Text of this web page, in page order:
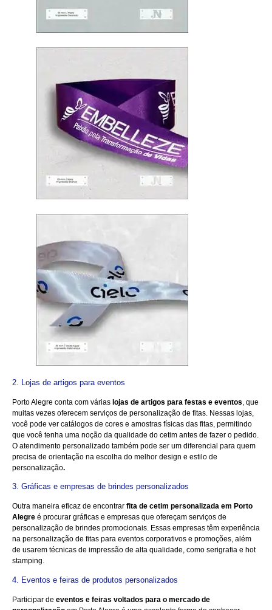
2. Lojas de artigos para eventos
Porto Alegre conta com várias lojas de artigos para festas e eventos , que
muitas vezes oferecem serviços de personalização de fitas. Nessas lojas,
você pode ver catálogos de cores e amostras físicas das fitas, permitindo
que você tenha uma noção da qualidade do cetim antes de fazer o pedido.
O atendimento personalizado também pode ser um diferencial para quem
precisa de orientação na escolha do melhor design e estilo de
personalização.
3. Gráficas e empresas de brindes personalizados
Outra maneira eficaz de encontrar fita de cetim personalizada em Porto
Alegre é procurar gráficas e empresas que ofereçam serviços de
personalização de brindes promocionais. Essas empresas têm experiência
na personalização de fitas para eventos corporativos e promoções, além
de usarem técnicas de impressão de alta qualidade, como serigrafia e hot
stamping.
4. Eventos e feiras de produtos personalizados
Participar de eventos e feiras voltados para o mercado de